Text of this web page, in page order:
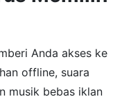
Anda akses ke
offline, suara
musik bebas iklan